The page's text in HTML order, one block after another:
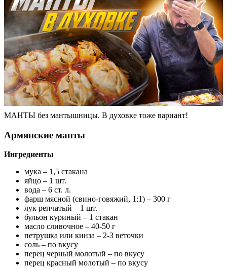
МАНТЫ без мантышницы. В духовке тоже вариант!
Армянские манты
Ингредиенты
мука – 1,5 стакана
яйцо – 1 шт.
вода – 6 ст. л.
фарш мясной (свино-говяжий, 1:1) – 300 г
лук репчатый – 1 шт.
бульон куриный – 1 стакан
масло сливочное – 40-50 г
петрушка или кинза – 2-3 веточки
соль – по вкусу
перец черный молотый – по вкусу
перец красный молотый – по вкусу